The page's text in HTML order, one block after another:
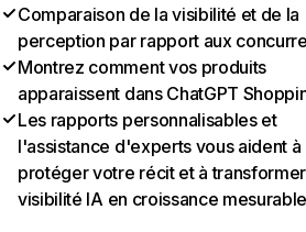
Comparaison de la visibilité et de la
perception par rapport aux
Montrez comment vos produits
apparaissent dans ChatGPT
Les rapports personnalisables et
l'assistance d'experts vous aident à
protéger votre récit et à
visibilité IA en croissance